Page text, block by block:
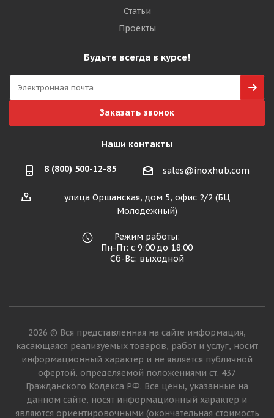
Статьи
Проекты
Будьте всегда в курсе!
Заказать звонок
Наши контакты
8 (800) 500-12-85 sales@inoxhub.com
улица Оршанская, дом 5, офис 2/2 (БЦ
Молодежный)
Режим работы:
Пн-Пт: с 9:00 до 18:00
Сб-Вс: выходной
2026 © Вся представленная на сайте информация,
касающаяся реализуемых товаров, работ и услуг, носит
информационный характер и не является публичной
офертой, определяемой положениями ст. 437
Гражданского Кодекса РФ. Все цены, указанные на
данном сайте, носят информационный характер и
являются ориентировочными (окончательная стоимость